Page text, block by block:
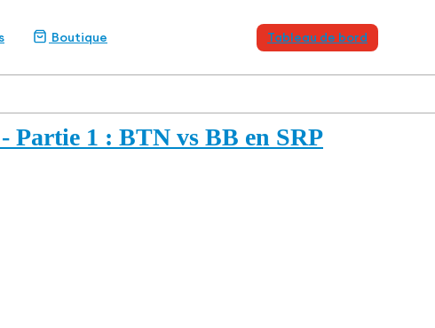
Boutique Tableau de bord
Partie 1 : BTN vs BB en SRP